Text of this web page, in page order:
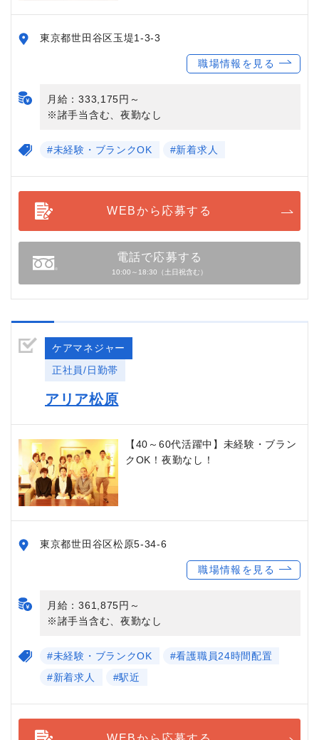
東京都世田谷区玉堤1-3-3
職場情報を見る
月給：333,175円～
※諸手当含む、夜勤なし
#未経験・ブランクOK #新着求人
WEBから応募する
電話で応募する
10:00～18:30（土日祝含む）
ケアマネジャー
正社員/日勤帯
アリア松原
【40～60代活躍中】未経験・ブラン
クOK！夜勤なし！
東京都世田谷区松原5-34-6
職場情報を見る
月給：361,875円～
※諸手当含む、夜勤なし
#未経験・ブランクOK
#看護職員24時間配置
#新着求人
#駅近